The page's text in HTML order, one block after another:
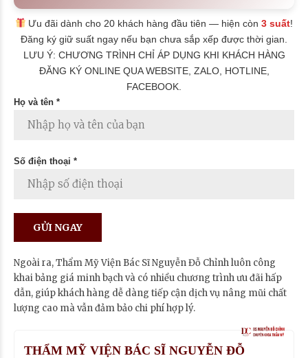
Ưu đãi dành cho 20 khách hàng đầu tiên — hiện còn3 suất!
Đăng ký giữ suất ngay nếu bạn chưa sắp xếp được thời gian.
LƯU Ý: CHƯƠNG TRÌNH CHỈ ÁP DỤNG KHI KHÁCH HÀNG
ĐĂNG KÝ ONLINE QUA WEBSITE, ZALO, HOTLINE,
FACEBOOK.
Họ và tên *
Số điện thoại *
Ngoài ra, Thẩm Mỹ Viện Bác Sĩ Nguyễn Đỗ Chỉnh luôn công
khai bảng giá minh bạch và có nhiều chương trình ưu đãi hấp
dẫn, giúp khách hàng dễ dàng tiếp cận dịch vụ nâng mũi chất
lượng cao mà vẫn đảm bảo chi phí hợp lý.
THẨM MỸ VIỆN BÁC SĨ NGUYỄN ĐỖ